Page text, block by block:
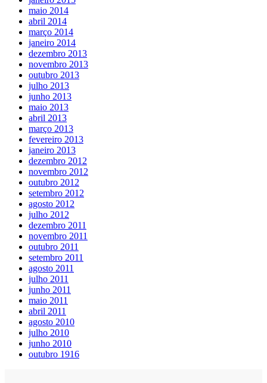
maio 2014
abril 2014
março 2014
janeiro 2014
dezembro 2013
novembro 2013
outubro 2013
julho 2013
junho 2013
maio 2013
abril 2013
março 2013
fevereiro 2013
janeiro 2013
dezembro 2012
novembro 2012
outubro 2012
setembro 2012
agosto 2012
julho 2012
dezembro 2011
novembro 2011
outubro 2011
setembro 2011
agosto 2011
julho 2011
junho 2011
maio 2011
abril 2011
agosto 2010
julho 2010
junho 2010
outubro 1916